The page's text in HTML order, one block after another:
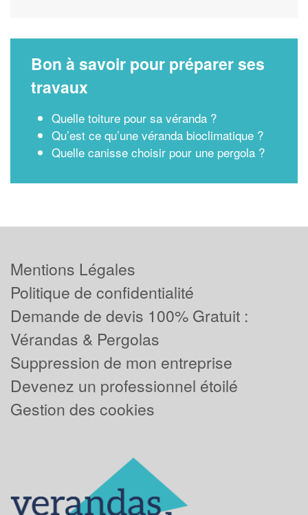
Bon à savoir pour préparer ses
travaux
Quelle toiture pour sa véranda ?
Qu’est ce qu’une véranda bioclimatique ?
Quelle canisse choisir pour une pergola ?
Mentions Légales
Politique de confidentialité
Demande de devis 100% Gratuit :
Vérandas & Pergolas
Suppression de mon entreprise
Devenez un professionnel étoilé
Gestion des cookies